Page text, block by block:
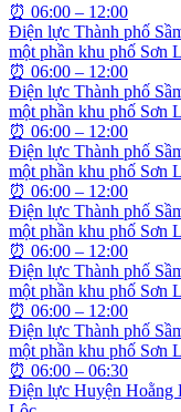
⏰ 06:00 – 12:00
Điện lực Thành phố
một phần khu phố Sơn
⏰ 06:00 – 12:00
Điện lực Thành phố
một phần khu phố Sơn
⏰ 06:00 – 12:00
Điện lực Thành phố
một phần khu phố Sơn
⏰ 06:00 – 12:00
Điện lực Thành phố
một phần khu phố Sơn
⏰ 06:00 – 12:00
Điện lực Thành phố
một phần khu phố Sơn
⏰ 06:00 – 12:00
Điện lực Thành phố
một phần khu phố Sơn
⏰ 06:00 – 06:30
Điện lực Huyện